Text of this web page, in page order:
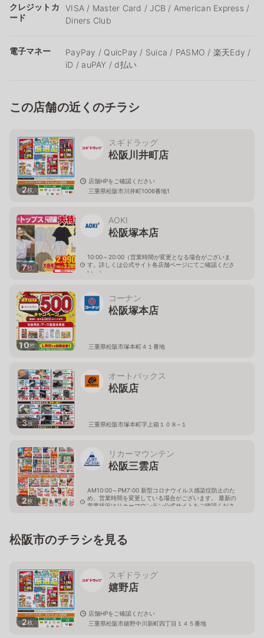
クレジットカ
ード
VISA / Master Card / JCB / American Express /
Diners Club
電子マネー
PayPay / QuicPay / Suica / PASMO / 楽天Edy /
iD / auPAY / d払い
この店舗の近くのチラシ
2枚
スギドラッグ
松阪川井町店
店舗HPをご確認ください
三重県松阪市川井町1006番地1
7枚
AOKI
松阪塚本店
10:00～20:00（営業時間が変更となる場合がございま
す。詳しくは公式サイト各店舗ページにてご確認くださ
い。）
10枚
コーナン
松阪塚本店
三重県松阪市塚本町４１番地
3枚
オートバックス
松阪店
三重県松阪市塚本町字上箱１０８−１
2枚
リカーマウンテン
松阪三雲店
AM10:00～PM7:00 新型コロナウイルス感染症防止のた
め、営業時間を変更している場合がございます。 最新の
営業状況はリカーマウンテン公式サイトをご確認くださ
松阪市のチラシを見る
2枚
スギドラッグ
嬉野店
店舗HPをご確認ください
三重県松阪市嬉野中川新町四丁目１４５番地